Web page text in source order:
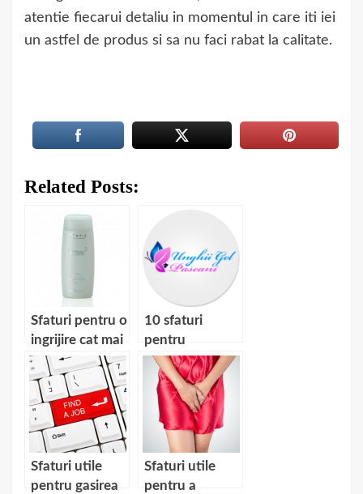
atentie fiecarui detaliu in momentul in care iti iei
un astfel de produs si sa nu faci rabat la calitate.
Related Posts:
Sfaturi pentru o
ingrijire cat mai
corecta a fetei
10 sfaturi
pentru
intretinerea
corecta a
unghiilor cu gel
Sfaturi utile
pentru gasirea
Sfaturi utile
pentru a